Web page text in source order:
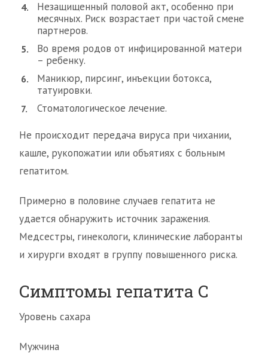
Незащищенный половой акт, особенно при
месячных. Риск возрастает при частой смене
партнеров.
Во время родов от инфицированной матери
– ребенку.
Маникюр, пирсинг, инъекции ботокса,
татуировки.
Стоматологическое лечение.
Не происходит передача вируса при чихании,
кашле, рукопожатии или объятиях с больным
гепатитом.
Примерно в половине случаев гепатита не
удается обнаружить источник заражения.
Медсестры, гинекологи, клинические лаборанты
и хирурги входят в группу повышенного риска.
Симптомы гепатита С
Уровень сахара
Мужчина